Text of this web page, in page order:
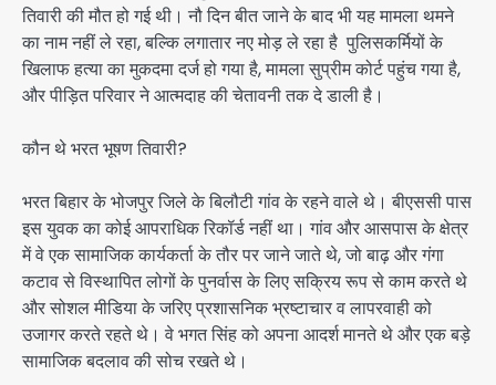
तिवारी की मौत हो गई थी। नौ दिन बीत जाने के बाद भी यह मामला थमने
का नाम नहीं ले रहा, बल्कि लगातार नए मोड़ ले रहा है पुलिसकर्मियों के
खिलाफ हत्या का मुकदमा दर्ज हो गया है, मामला सुप्रीम कोर्ट पहुंच गया है,
और पीड़ित परिवार ने आत्मदाह की चेतावनी तक दे डाली है।
कौन थे भरत भूषण तिवारी?
भरत बिहार के भोजपुर जिले के बिलौटी गांव के रहने वाले थे। बीएससी पास
इस युवक का कोई आपराधिक रिकॉर्ड नहीं था। गांव और आसपास के क्षेत्र
में वे एक सामाजिक कार्यकर्ता के तौर पर जाने जाते थे, जो बाढ़ और गंगा
कटाव से विस्थापित लोगों के पुनर्वास के लिए सक्रिय रूप से काम करते थे
और सोशल मीडिया के जरिए प्रशासनिक भ्रष्टाचार व लापरवाही को
उजागर करते रहते थे। वे भगत सिंह को अपना आदर्श मानते थे और एक बड़े
सामाजिक बदलाव की सोच रखते थे।